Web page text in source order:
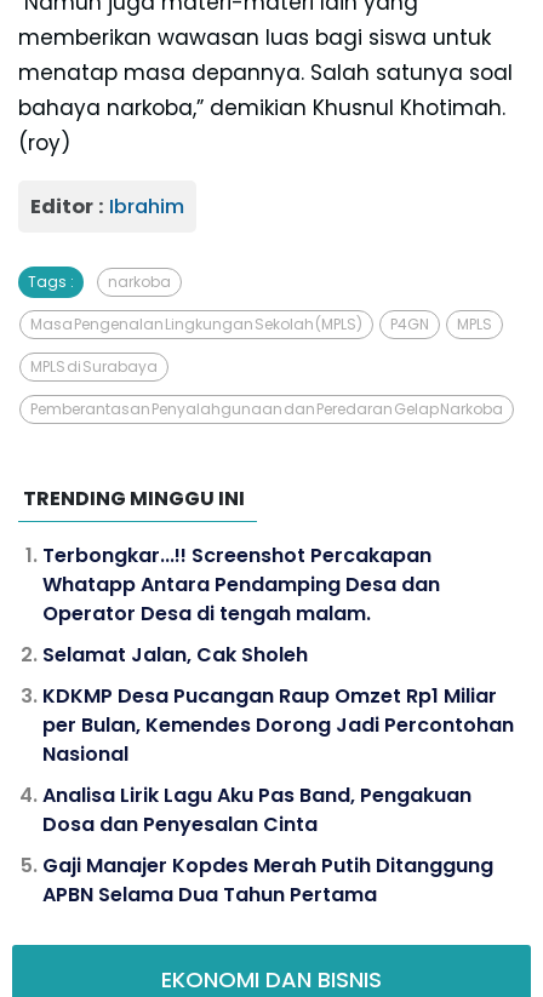
memberikan wawasan luas bagi siswa untuk
menatap masa depannya. Salah satunya soal
bahaya narkoba,” demikian Khusnul Khotimah.
(roy)
Editor : Ibrahim
Tags : narkoba
Masa Pengenalan Lingkungan Sekolah (MPLS) P4GN MPLS
MPLS di Surabaya
Pemberantasan Penyalahgunaan dan Peredaran Gelap Narkoba
TRENDING MINGGU INI
Terbongkar...!! Screenshot Percakapan
Whatapp Antara Pendamping Desa dan
Operator Desa di tengah malam.
Selamat Jalan, Cak Sholeh
KDKMP Desa Pucangan Raup Omzet Rp1 Miliar
per Bulan, Kemendes Dorong Jadi Percontohan
Nasional
Analisa Lirik Lagu Aku Pas Band, Pengakuan
Dosa dan Penyesalan Cinta
Gaji Manajer Kopdes Merah Putih Ditanggung
APBN Selama Dua Tahun Pertama
EKONOMI DAN BISNIS